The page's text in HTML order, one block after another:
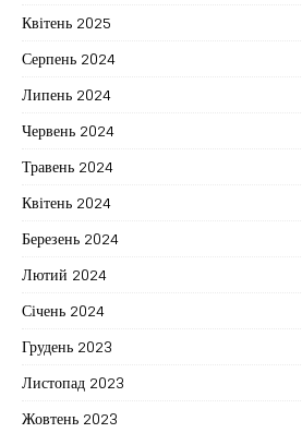
Квітень 2025
Серпень 2024
Липень 2024
Червень 2024
Травень 2024
Квітень 2024
Березень 2024
Лютий 2024
Січень 2024
Грудень 2023
Листопад 2023
Жовтень 2023